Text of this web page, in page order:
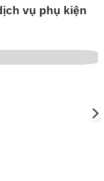
vụ phụ kiện